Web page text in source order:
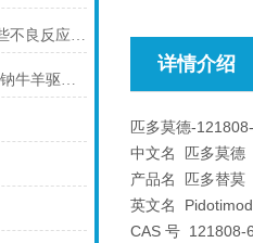
使用两性霉素B时的这些不良反应要了解
威德利生产氯氰碘柳胺钠牛羊驱虫-61438-64-0价格
详情介绍
匹多莫德-
中文名 匹多莫德
产品名 匹多替莫
英文名 Pidotimod
CAS 号 121808-